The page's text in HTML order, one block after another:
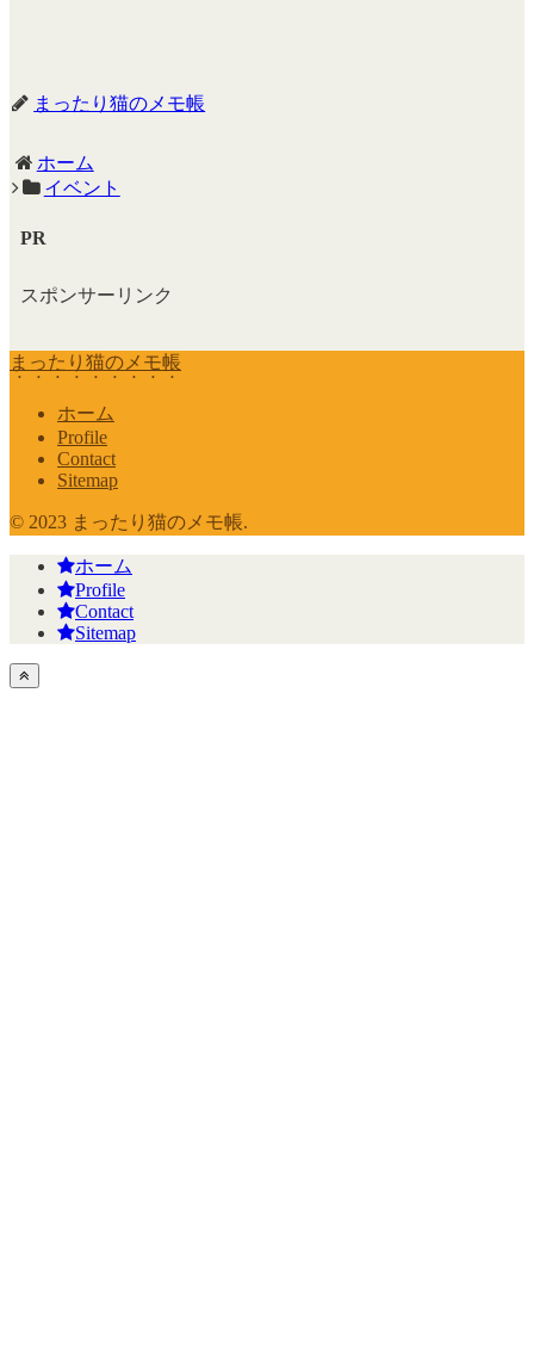
まったり猫のメモ帳
ホーム
イベント
PR
スポンサーリンク
まったり猫のメモ帳
ホーム
Profile
Contact
Sitemap
© 2023 まったり猫のメモ帳.
ホーム
Profile
Contact
Sitemap